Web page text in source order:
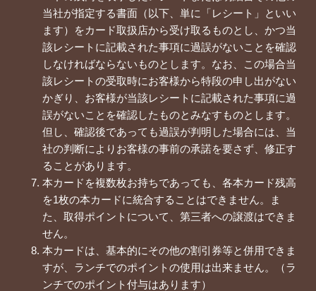
当社が指定する書面（以下、単に「レシート」といい
ます）をカード取扱店から受け取るものとし、かつ当
該レシートに記載された事項に過誤がないことを確認
しなければならないものとします。なお、この場合当
該レシートの受取時にお客様から特段の申し出がない
かぎり、お客様が当該レシートに記載された事項に過
誤がないことを確認したものとみなすものとします。
但し、確認後であっても過誤が判明した場合には、当
社の判断によりお客様の事前の承諾を要さず、修正す
ることがあります。
本カードを複数枚お持ちであっても、各本カード残高
を1枚の本カードに統合することはできません。ま
た、取得ポイントについて、第三者への譲渡はできま
せん。
本カードは、基本的にその他の割引券等と併用できま
すが、ランチでのポイントの使用は出来ません。（ラ
ンチでのポイント付与はあります）